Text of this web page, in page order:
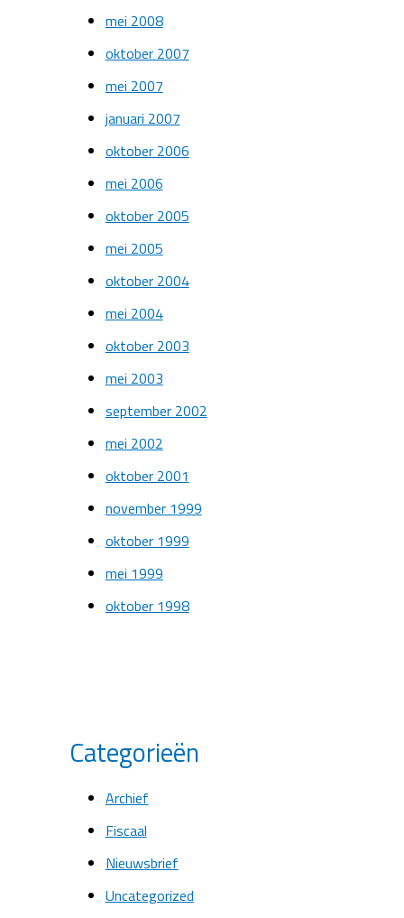
mei 2008
oktober 2007
mei 2007
januari 2007
oktober 2006
mei 2006
oktober 2005
mei 2005
oktober 2004
mei 2004
oktober 2003
mei 2003
september 2002
mei 2002
oktober 2001
november 1999
oktober 1999
mei 1999
oktober 1998
Categorieën
Archief
Fiscaal
Nieuwsbrief
Uncategorized